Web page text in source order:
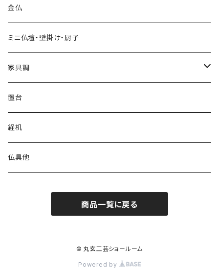
台付
台付
金仏
ミニ仏壇・壁掛け・厨子
家具調
上置
台付
置台
経机
仏具他
商品一覧に戻る
© 丸玄工芸ショールーム
Powered by